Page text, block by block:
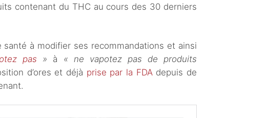
contenant du THC au cours des 30 derniers
santé à modifier ses recommandations et ainsi
pas » à « ne vapotez pas de produits
d’ores et déjà prise par la FDAdepuis de